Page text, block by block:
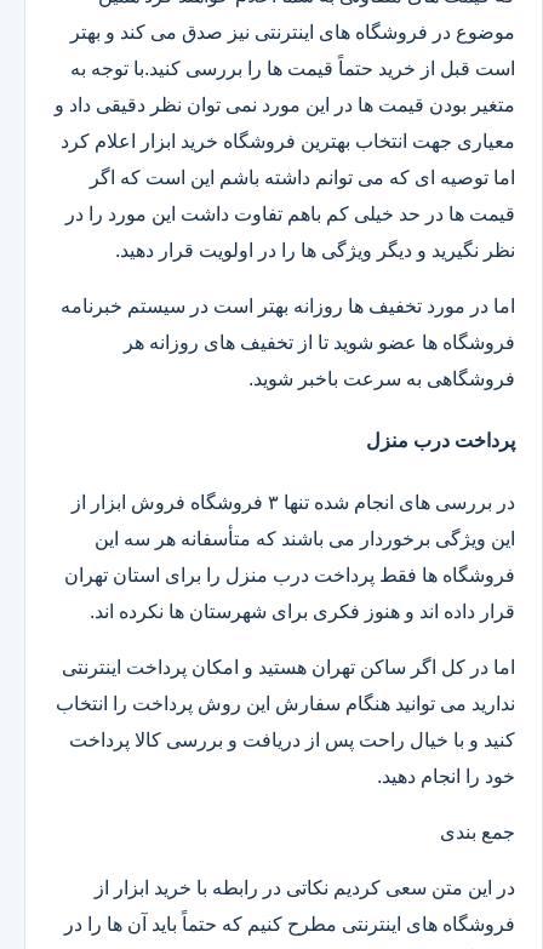
موضوع در فروشگاه های اینترنتی نیز صدق می کند و بهتر
است قبل از خرید حتماً قیمت ها را بررسی کنید.با توجه به
متغیر بودن قیمت ها در این مورد نمی توان نظر دقیقی داد و
معیاری جهت انتخاب بهترین فروشگاه خرید ابزار اعلام کرد
اما توصیه ای که می توانم داشته باشم این است که اگر
قیمت ها در حد خیلی کم باهم تفاوت داشت این مورد را در
نظر نگیرید و دیگر ویژگی ها را در اولویت قرار دهید.
اما در مورد تخفیف ها روزانه بهتر است در سیستم خبرنامه
فروشگاه ها عضو شوید تا از تخفیف های روزانه هر
فروشگاهی به سرعت باخبر شوید.
پرداخت درب منزل
در بررسی های انجام شده تنها ۳ فروشگاه فروش ابزار از
این ویژگی برخوردار می باشند که متأسفانه هر سه این
فروشگاه ها فقط پرداخت درب منزل را برای استان تهران
قرار داده اند و هنوز فکری برای شهرستان ها نکرده اند.
اما در کل اگر ساکن تهران هستید و امکان پرداخت اینترنتی
ندارید می توانید هنگام سفارش این روش پرداخت را انتخاب
کنید و با خیال راحت پس از دریافت و بررسی کالا پرداخت
خود را انجام دهید.
جمع بندی
در این متن سعی کردیم نکاتی در رابطه با خرید ابزار از
فروشگاه های اینترنتی مطرح کنیم که حتماً باید آن ها را در